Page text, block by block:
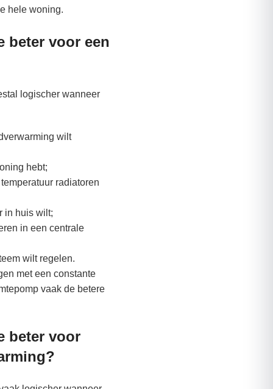
hele woning.
beter voor een
logischer wanneer
wilt
hebt;
radiatoren
in huis wilt;
in een centrale
wilt regelen.
met een constante
vaak de betere
beter voor